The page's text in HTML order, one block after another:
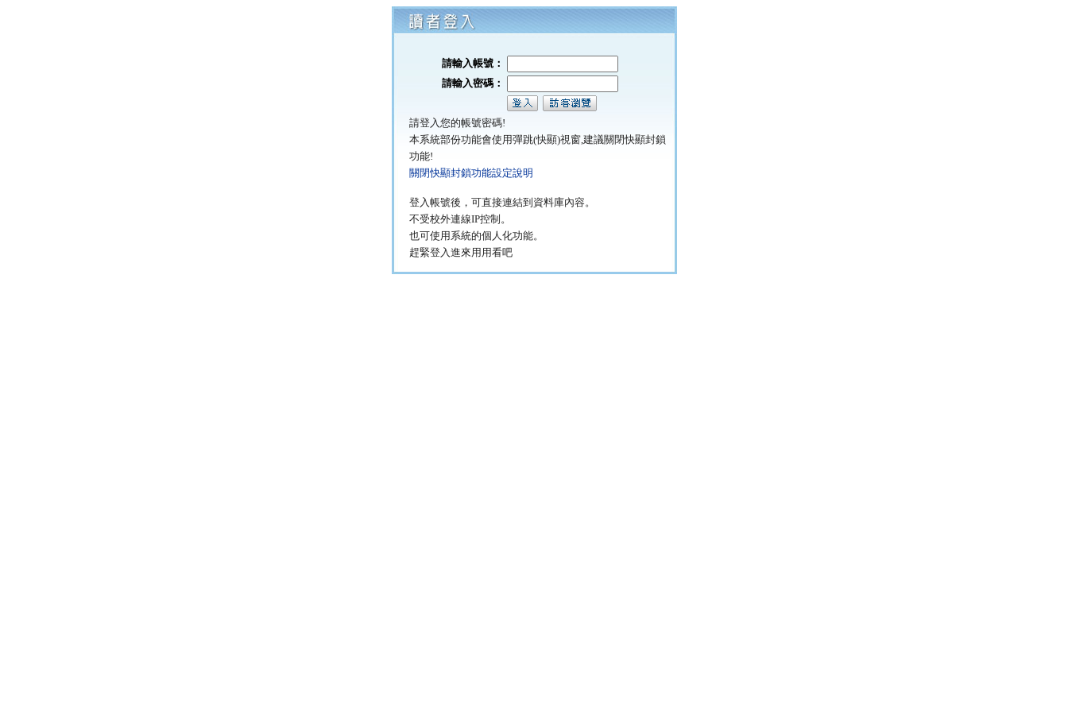
請輸入帳號：
請輸入密碼：
請登入您的帳號密碼!
本系統部份功能會使用彈跳(快顯)視窗,建議關閉快顯封鎖
功能!
關閉快顯封鎖功能設定說明
登入帳號後，可直接連結到資料庫內容。
不受校外連線IP控制。
也可使用系統的個人化功能。
趕緊登入進來用用看吧